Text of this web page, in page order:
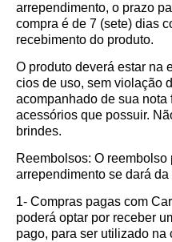
arrependimento, o prazo
compra é de 7 (sete) dias
recebimento do produto.
O produto deverá estar
cios de uso, sem violação
acompanhado de sua
acessórios que possuir.
brindes.
Reembolsos: O reembolso
arrependimento se dará da
1- Compras pagas com
poderá optar por receber
pago, para ser utilizado